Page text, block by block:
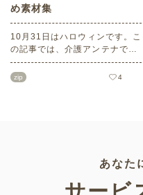
め素材集
10月31日はハロウィンです。こ
の記事では、介護アンテナで扱
う高齢者向けイラスト素材か
ら、ハロウィンにちなんだおば
zip 4
あなた